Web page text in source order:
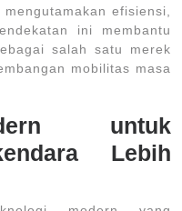
efisiensi,
ini membantu
salah satu merek
mobilitas masa
untuk
Lebih